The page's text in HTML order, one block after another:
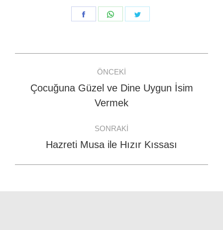
Share
Share
navigation
ÖNCEKI
Previous
post:
Çocuğuna Güzel ve Dine Uygun İsim
Vermek
SONRAKI
Next
Hazreti Musa ile Hızır Kıssası